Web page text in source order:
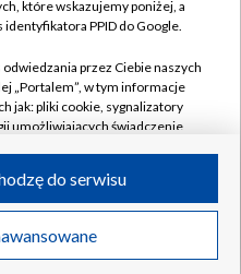
Wideo
TVP
TVP
ogłoszenia
TVP
które wskazujemy poniżej, a
PPID do Google.
przez Ciebie naszych
„Portalem”, w tym informacje
jak: pliki cookie, sygnalizatory
umożliwiających świadczenie
przez Ciebie
jak adresy IP, identyfikatory
do serwisu